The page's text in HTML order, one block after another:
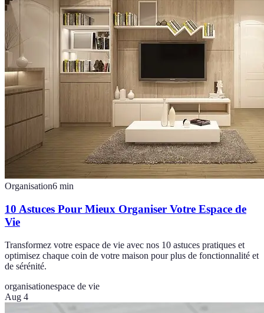
Organisation6 min
10 Astuces Pour Mieux Organiser Votre Espace de
Vie
Transformez votre espace de vie avec nos 10 astuces pratiques et
optimisez chaque coin de votre maison pour plus de fonctionnalité et
de sérénité.
organisationespace de vie
Aug 4